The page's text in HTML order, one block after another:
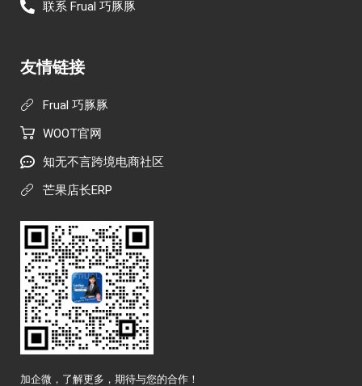
联系 Frual 巧豚豚
友情链接
Frual 巧豚豚
WOOT官网
知无不言跨境电商社区
芒果店长ERP
加企微，了解更多，期待与您的合作！